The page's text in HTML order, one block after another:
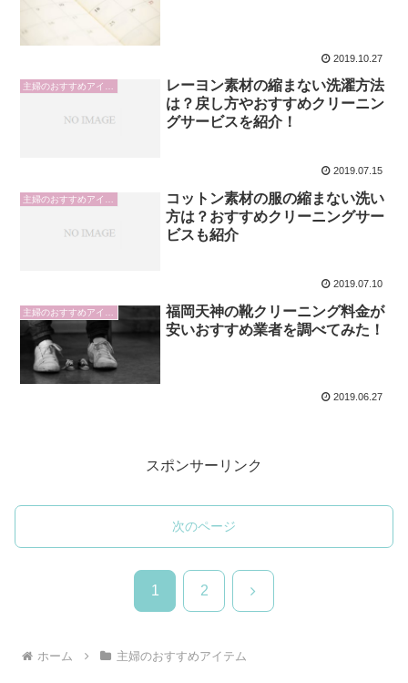
2019.10.27
レーヨン素材の縮まない洗濯方法
は？戻し方やおすすめクリーニン
グサービスを紹介！
2019.07.15
コットン素材の服の縮まない洗い
方は？おすすめクリーニングサー
ビスも紹介
2019.07.10
福岡天神の靴クリーニング料金が
安いおすすめ業者を調べてみた！
2019.06.27
スポンサーリンク
次のページ
1 2 次
ホーム 主婦のおすすめアイテム